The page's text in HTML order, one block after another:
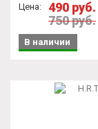
Цена:
490 руб.
750 руб.
В наличии